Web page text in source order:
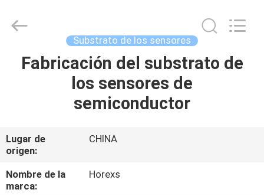
HOGAR
PRODUCTOS
SOBRE
NOSOTROS
Electronics
Co.,Ltd..
Substrato de los sensores
Fabricación del substrato de
los sensores de
semiconductor
Lugar de
origen:
CHINA
Nombre de la
marca:
Horexs